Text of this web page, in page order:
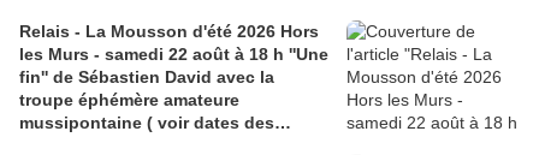
Relais - La Mousson d'été 2026 Hors
les Murs - samedi 22 août à 18 h ''Une
fin'' de Sébastien David avec la
troupe éphémère amateure
mussipontaine ( voir dates des